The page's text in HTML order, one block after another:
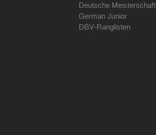
Deutsche Meisterschaft
German Junior
DBV-Ranglisten